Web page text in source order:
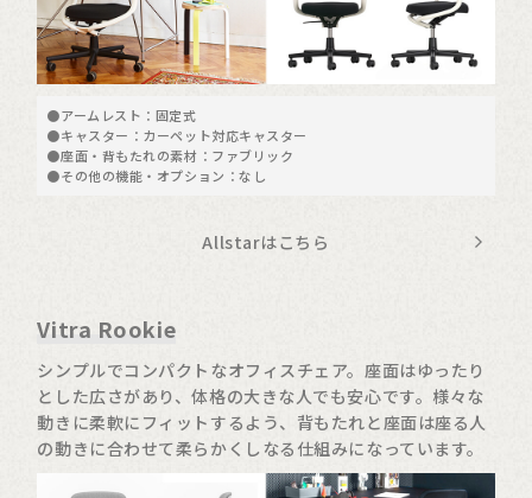
●アームレスト：固定式
●キャスター：カーペット対応キャスター
●座面・背もたれの素材：ファブリック
●その他の機能・オプション：なし
Allstarはこちら
Vitra Rookie
シンプルでコンパクトなオフィスチェア。座面はゆったり
とした広さがあり、体格の大きな人でも安心です。様々な
動きに柔軟にフィットするよう、背もたれと座面は座る人
の動きに合わせて柔らかくしなる仕組みになっています。